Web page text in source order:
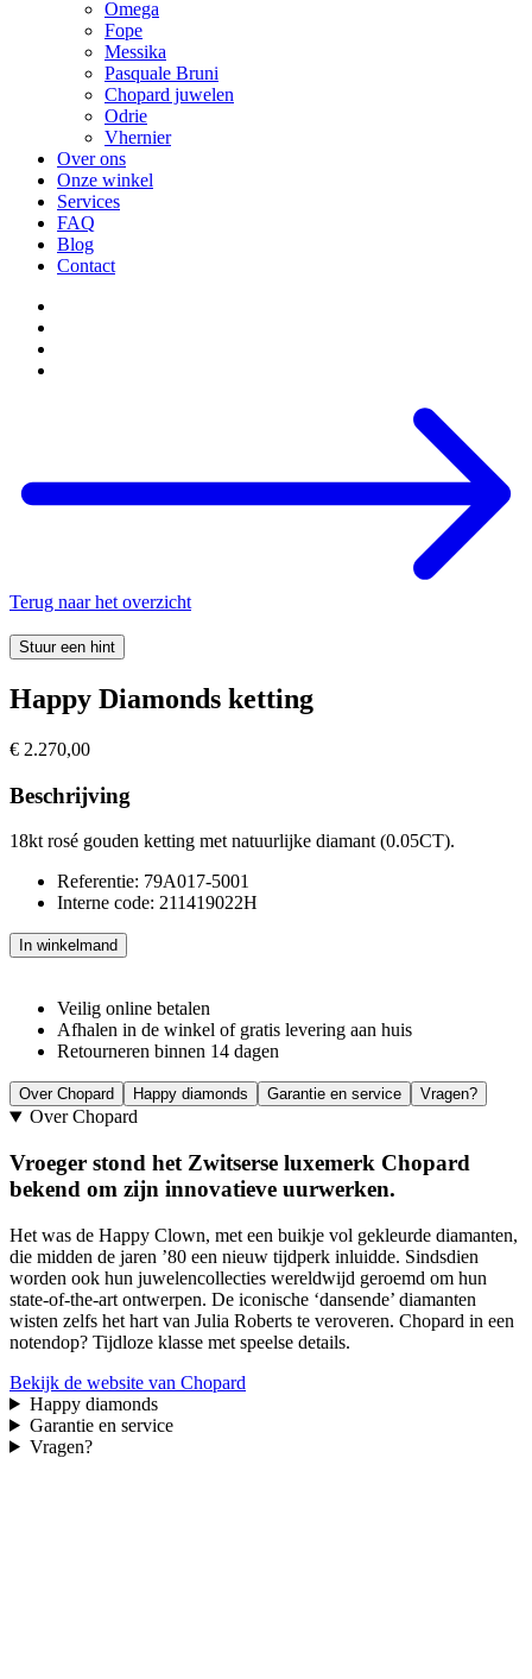
Omega
Fope
Messika
Pasquale Bruni
Chopard juwelen
Odrie
Vhernier
Over ons
Onze winkel
Services
FAQ
Blog
Contact
Terug naar het overzicht
Stuur een hint
Happy Diamonds ketting
€ 2.270,00
Beschrijving
18kt rosé gouden ketting met natuurlijke diamant (0.05CT).
Referentie: 79A017-5001
Interne code: 211419022H
Happy
Diamonds
aantal
In winkelmand
Veilig online betalen
Afhalen in de winkel of gratis levering aan huis
Retourneren binnen 14 dagen
Over Chopard Happy diamonds Garantie en service Vragen?
Over Chopard
Vroeger stond het Zwitserse luxemerk Chopard
bekend om zijn innovatieve uurwerken.
Het was de Happy Clown, met een buikje vol gekleurde diamanten,
die midden de jaren ’80 een nieuw tijdperk inluidde. Sindsdien
worden ook hun juwelencollecties wereldwijd geroemd om hun
state-of-the-art ontwerpen. De iconische ‘dansende’ diamanten
wisten zelfs het hart van Julia Roberts te veroveren. Chopard in een
notendop? Tijdloze klasse met speelse details.
Bekijk de website van Chopard
Happy diamonds
Garantie en service
Vragen?